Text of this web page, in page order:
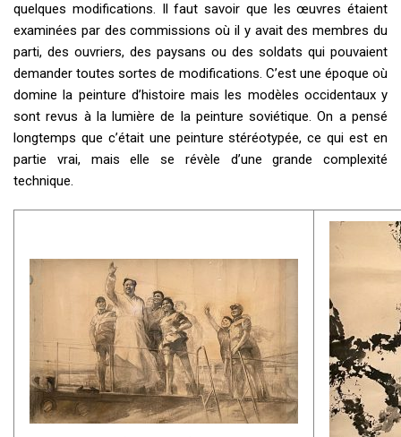
quelques modifications. Il faut savoir que les œuvres étaient
examinées par des commissions où il y avait des membres du
parti, des ouvriers, des paysans ou des soldats qui pouvaient
demander toutes sortes de modifications. C’est une époque où
domine la peinture d’histoire mais les modèles occidentaux y
sont revus à la lumière de la peinture soviétique. On a pensé
longtemps que c’était une peinture stéréotypée, ce qui est en
partie vrai, mais elle se révèle d’une grande complexité
technique.